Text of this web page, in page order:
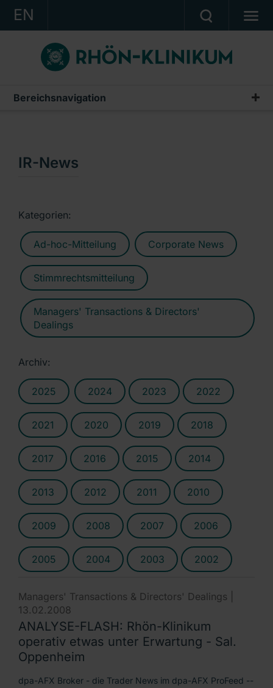
EN
KONZERN
KLINIKEN
KARRIERE
KONTAKT
Bereichsnavigation
Publikationen & Präsentationen
Präsentationen & Conference Calls
IR-News
Kategorien:
Ad-hoc-Mitteilung Corporate News
Stimmrechtsmitteilung
Managers' Transactions & Directors'
Dealings
Archiv:
2025 2024 2023 2022
2021 2020 2019 2018
2017 2016 2015 2014
2013 2012 2011 2010
2009 2008 2007 2006
2005 2004 2003 2002
Managers' Transactions & Directors' Dealings |
13.02.2008
ANALYSE-FLASH: Rhön-Klinikum
operativ etwas unter Erwartung - Sal.
Oppenheim
dpa-AFX Broker - die Trader News im dpa-AFX ProFeed --